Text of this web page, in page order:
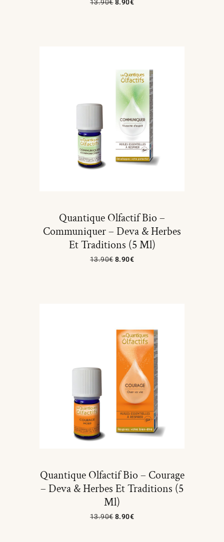
13.90€ 8.90€
Quantique Olfactif Bio –
Communiquer – Deva & Herbes
Et Traditions (5 Ml)
13.90€ 8.90€
Quantique Olfactif Bio – Courage
– Deva & Herbes Et Traditions (5
Ml)
13.90€ 8.90€